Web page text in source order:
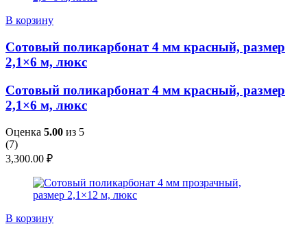
В корзину
Сотовый поликарбонат 4 мм красный, размер
2,1×6 м, люкс
Сотовый поликарбонат 4 мм красный, размер
2,1×6 м, люкс
Оценка 5.00 из 5
(7)
3,300.00 ₽
В корзину